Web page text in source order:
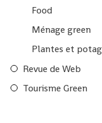
Food
Ménage green
Plantes et
Revue de Web
Tourisme Green